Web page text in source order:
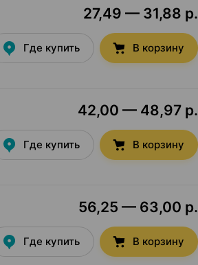
27,49 — 31,88 р.
Где купить В корзину
42,00 — 48,97 р.
Где купить В корзину
56,25 — 63,00 р.
Где купить В корзину